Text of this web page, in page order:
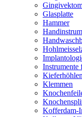
Glasplatte
Hammer
Instrumente
Klemmen
Kofferdam-